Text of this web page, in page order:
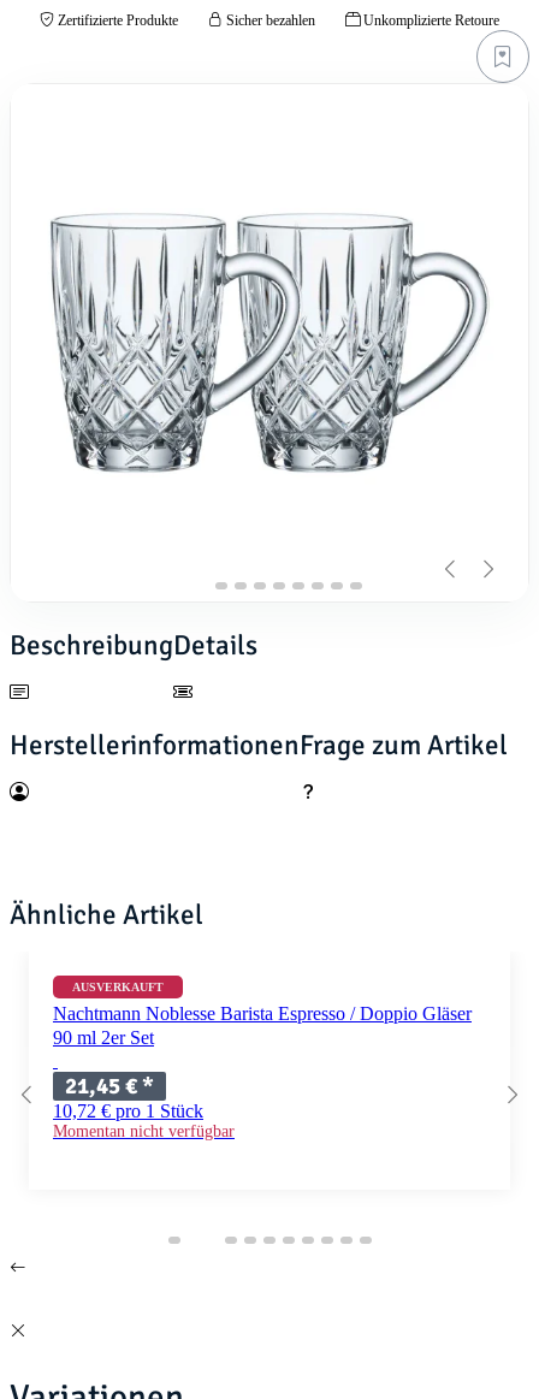
Zertifizierte Produkte Sicher bezahlen Unkomplizierte Retoure
BeschreibungDetails
HerstellerinformationenFrage zum Artikel
Ähnliche Artikel
AUSVERKAUFT
Nachtmann Noblesse Barista Espresso / Doppio Gläser
90 ml 2er Set
21,45 €*
10,72 € pro 1 Stück
Momentan nicht verfügbar